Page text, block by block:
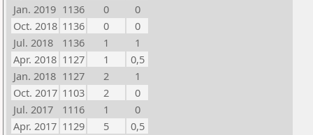
Jan. 2019 1136 0
0
Oct. 2018 1136 0
0
Jul. 2018
1136 1
1
Apr. 2018 1127 1
0,5
Jan. 2018 1127 2
1
Oct. 2017 1103 2
0
Jul. 2017
1116 1
0
Apr. 2017 1129 5
0,5